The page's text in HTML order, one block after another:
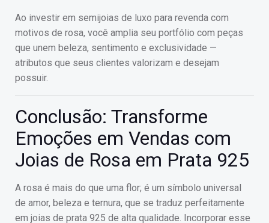
Ao investir em semijoias de luxo para revenda com
motivos de rosa, você amplia seu portfólio com peças
que unem beleza, sentimento e exclusividade —
atributos que seus clientes valorizam e desejam
possuir.
Conclusão: Transforme
Emoções em Vendas com
Joias de Rosa em Prata 925
A rosa é mais do que uma flor; é um símbolo universal
de amor, beleza e ternura, que se traduz perfeitamente
em joias de prata 925 de alta qualidade. Incorporar esse